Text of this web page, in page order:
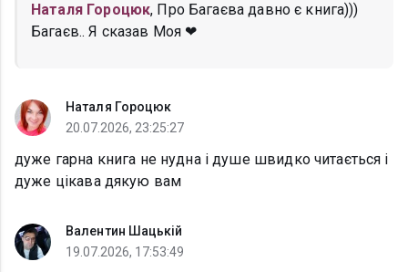
Наталя Гороцюк, Про Багаєва давно є книга)))
Багаєв.. Я сказав Моя ❤
Наталя Гороцюк
20.07.2026, 23:25:27
дуже гарна книга не нудна і душе швидко читається і
дуже цікава дякую вам
Валентин Шацькій
19.07.2026, 17:53:49